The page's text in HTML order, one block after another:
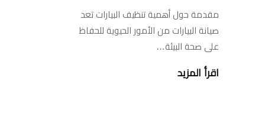
مقدمة حول أهمية تنظيف البيارات تعد
صيانة البيارات من الأمور الحيوية للحفاظ
على صحة البيئة…
اقرأ المزيد